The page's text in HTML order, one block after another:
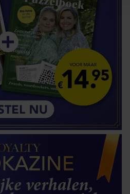
gebruik van hun services. U
blijft gebruiken.